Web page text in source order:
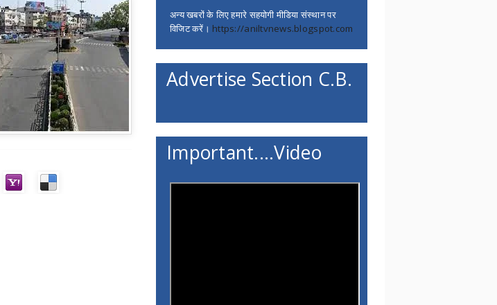
अन्य खबरों के लिए हमारे सहयोगी मीडिया संस्थान पर
विजिट करें। https://aniltvnews.blogspot.com
Advertise Section C.B.
Important....Video